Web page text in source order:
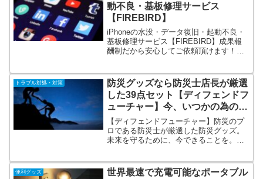
動不良・基板修理サービス
【FIREBIRD】
iPhoneの水没・データ復旧・起動不良・
基板修理サービス【FIREBIRD】成果報
酬制だから安心してご依頼頂けます！デ
復活させましょう。
トラブル対処・対策
防災グッズなら防災士店長が厳選
した39点セット【ディフェンドフ
ューチャー】今、いつかの為の安
心を
【ディフェンドフューチャー】防災のプ
ロである防災士が厳選した防災グッズ。
未来を守るために、今できることを。想
がとまる。水道が使えなくなる。流行り
便利グッズ
世界最速で充電可能なポータブル